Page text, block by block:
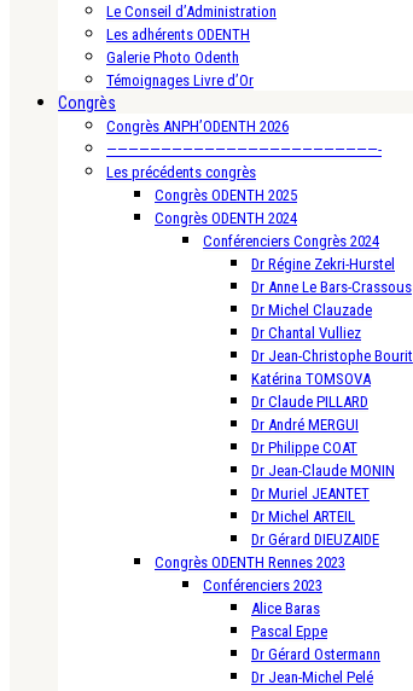
Le Conseil d’Administration
Les adhérents ODENTH
Galerie Photo Odenth
Témoignages Livre d’Or
Congrès
Congrès ANPH’ODENTH 2026
—————————————————————————-
Les précédents congrès
Congrès ODENTH 2025
Congrès ODENTH 2024
Conférenciers Congrès 2024
Dr Régine Zekri-Hurstel
Dr Anne Le Bars-Crassous
Dr Michel Clauzade
Dr Chantal Vulliez
Dr Jean-Christophe Bourit
Katérina TOMSOVA
Dr Claude PILLARD
Dr André MERGUI
Dr Philippe COAT
Dr Jean-Claude MONIN
Dr Muriel JEANTET
Dr Michel ARTEIL
Dr Gérard DIEUZAIDE
Congrès ODENTH Rennes 2023
Conférenciers 2023
Alice Baras
Pascal Eppe
Dr Gérard Ostermann
Dr Jean-Michel Pelé